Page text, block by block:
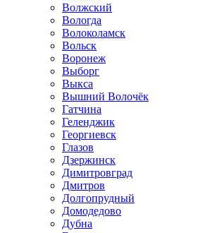
Волжский
Вологда
Волоколамск
Вольск
Воронеж
Выборг
Выкса
Вышний Волочёк
Гатчина
Геленджик
Георгиевск
Глазов
Дзержинск
Димитровград
Дмитров
Долгопрудный
Домодедово
Дубна